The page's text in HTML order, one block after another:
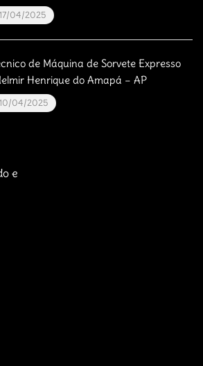
04/2025
de Máquina de Sorvete Expresso
Henrique do Amapá – AP
04/2025
e